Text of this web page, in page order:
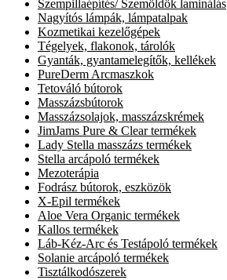
Szempillaépítés/ Szemöldök laminálás
Nagyítós lámpák, lámpatalpak
Kozmetikai kezelőgépek
Tégelyek, flakonok, tárolók
Gyanták, gyantamelegítők, kellékek
PureDerm Arcmaszkok
Tetováló bútorok
Masszázsbútorok
Masszázsolajok, masszázskrémek
JimJams Pure & Clear termékek
Lady Stella masszázs termékek
Stella arcápoló termékek
Mezoterápia
Fodrász bútorok, eszközök
X-Epil termékek
Aloe Vera Organic termékek
Kallos termékek
Láb-Kéz-Arc és Testápoló termékek
Solanie arcápoló termékek
Tisztálkodószerek